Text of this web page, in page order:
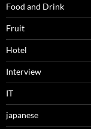
Food and Drink
Fruit
Hotel
Interview
IT
japanese